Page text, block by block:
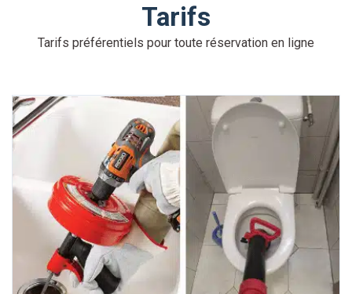
Tarifs
Tarifs préférentiels pour toute réservation en ligne